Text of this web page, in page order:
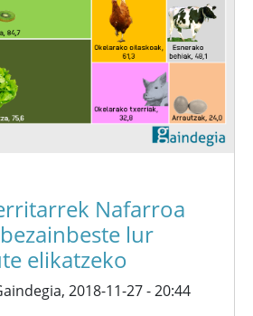
Nafarroa
lur
elikatzeko
2018-11-27 - 20:44